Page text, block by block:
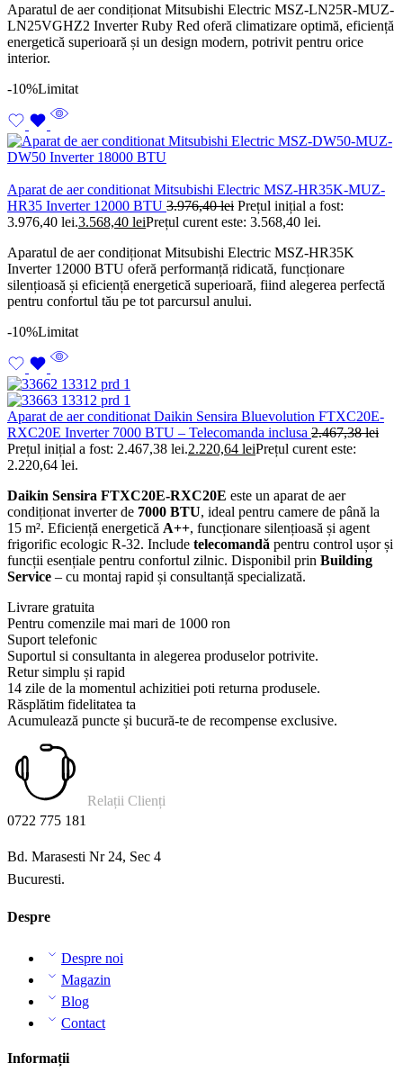
Aparatul de aer condiționat Mitsubishi Electric MSZ-LN25R-MUZ-
LN25VGHZ2 Inverter Ruby Red oferă climatizare optimă, eficiență
energetică superioară și un design modern, potrivit pentru orice
interior.
-10%Limitat
Aparat de aer conditionat Mitsubishi Electric MSZ-HR35K-MUZ-
HR35 Inverter 12000 BTU 3.976,40lei Prețul inițial a fost:
3.976,40 lei.3.568,40 leiPrețul curent este: 3.568,40 lei.
Aparatul de aer condiționat Mitsubishi Electric MSZ-HR35K
Inverter 12000 BTU oferă performanță ridicată, funcționare
silențioasă și eficiență energetică superioară, fiind alegerea perfectă
pentru confortul tău pe tot parcursul anului.
-10%Limitat
Aparat de aer conditionat Daikin Sensira Bluevolution FTXC20E-
RXC20E Inverter 7000 BTU – Telecomanda inclusa 2.467,38lei
Prețul inițial a fost: 2.467,38 lei.2.220,64 leiPrețul curent este:
2.220,64 lei.
Daikin Sensira FTXC20E-RXC20E este un aparat de aer
condiționat inverter de 7000 BTU, ideal pentru camere de până la
15 m². Eficiență energetică A++, funcționare silențioasă și agent
frigorific ecologic R-32. Include telecomandă pentru control ușor și
funcții esențiale pentru confortul zilnic. Disponibil prin Building
Service – cu montaj rapid și consultanță specializată.
Livrare gratuita
Pentru comenzile mai mari de 1000 ron
Suport telefonic
Suportul si consultanta in alegerea produselor potrivite.
Retur simplu și rapid
14 zile de la momentul achizitiei poti returna produsele.
Răsplătim fidelitatea ta
Acumulează puncte și bucură-te de recompense exclusive.
Relații Clienți
0722 775 181
Bd. Marasesti Nr 24, Sec 4
Bucuresti.
Despre
Despre noi
Magazin
Blog
Contact
Informații